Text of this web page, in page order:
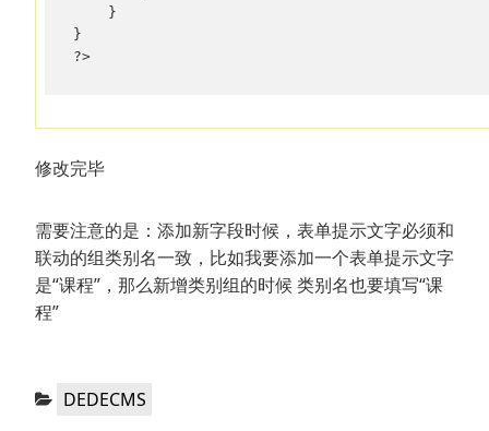
    }
}
?>
修改完毕
需要注意的是：添加新字段时候，表单提示文字必须和
联动的组类别名一致，比如我要添加一个表单提示文字
是“课程”，那么新增类别组的时候 类别名也要填写“课
程”
分
DEDECMS